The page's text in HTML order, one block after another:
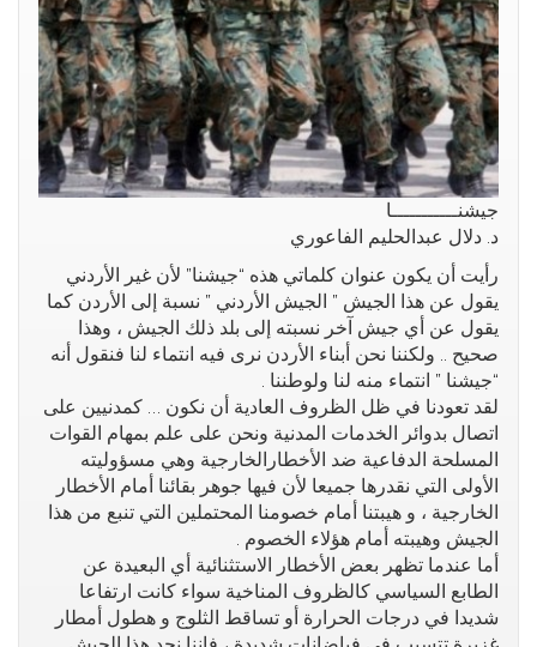
جيشنـــــــــــا
د. دلال عبدالحليم الفاعوري
رأيت أن يكون عنوان كلماتي هذه “جيشنا” ﻷن غير اﻷردني
يقول عن هذا الجيش ” الجيش اﻷردني ” نسبة إلى اﻷردن كما
يقول عن أي جيش آخر نسبته إلى بلد ذلك الجيش ، وهذا
صحيح .. ولكننا نحن أبناء اﻷردن نرى فيه انتماء لنا فنقول أنه
“جيشنا ” انتماء منه لنا ولوطننا .
لقد تعودنا في ظل الظروف العادية أن نكون … كمدنيين على
اتصال بدوائر الخدمات المدنية ونحن على علم بمهام القوات
المسلحة الدفاعية ضد اﻷخطارالخارجية وهي مسؤوليته
اﻷولى التي نقدرها جميعا ﻷن فيها جوهر بقائنا أمام اﻷخطار
الخارجية ، و هيبتنا أمام خصومنا المحتملين التي تنبع من هذا
الجيش وهيبته أمام هؤﻻء الخصوم .
أما عندما تظهر بعض اﻷخطار اﻻستثنائية أي البعيدة عن
الطابع السياسي كالظروف المناخية سواء كانت ارتفاعا
شديدا في درجات الحرارة أو تساقط الثلوج و هطول أمطار